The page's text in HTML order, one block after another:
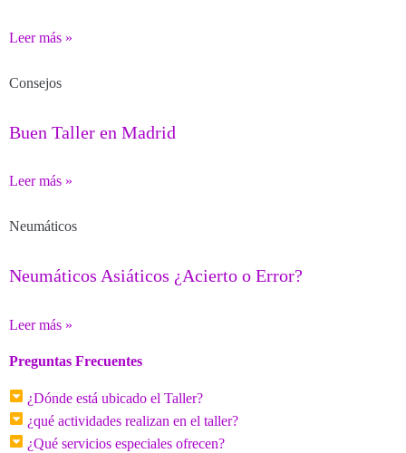
Leer más »
Consejos
Buen Taller en Madrid
Leer más »
Neumáticos
Neumáticos Asiáticos ¿Acierto o Error?
Leer más »
Preguntas Frecuentes
¿Dónde está ubicado el Taller?
¿qué actividades realizan en el taller?
¿Qué servicios especiales ofrecen?